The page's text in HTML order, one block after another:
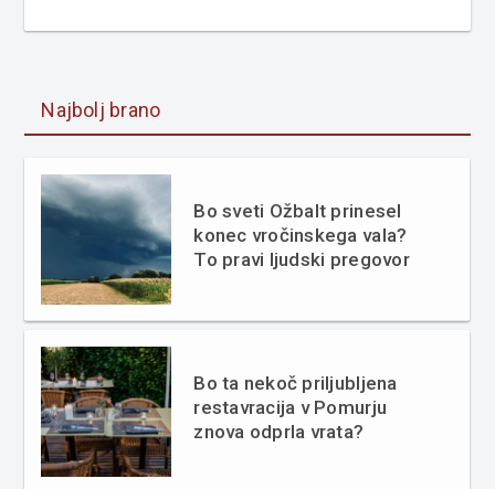
Najbolj brano
Bo sveti Ožbalt prinesel
konec vročinskega vala?
To pravi ljudski pregovor
Bo ta nekoč priljubljena
restavracija v Pomurju
znova odprla vrata?